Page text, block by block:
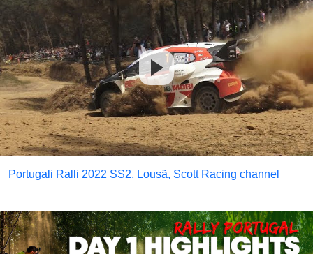
Portugali Ralli 2022 SS2, Lousã, Scott Racing channel